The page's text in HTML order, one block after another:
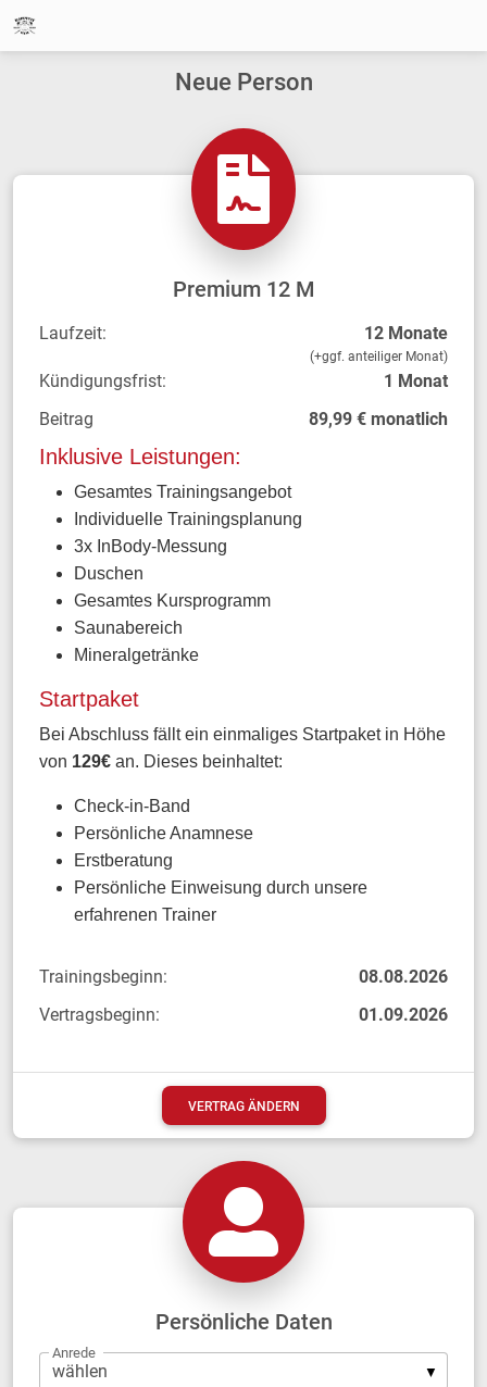
Neue Person
Premium 12 M
Laufzeit: 12 Monate
(+ggf. anteiliger Monat)
Kündigungsfrist:
1 Monat
Beitrag
89,99 € monatlich
Inklusive Leistungen:
Gesamtes Trainingsangebot
Individuelle Trainingsplanung
3x InBody-Messung
Duschen
Gesamtes Kursprogramm
Saunabereich
Mineralgetränke
Startpaket
Bei Abschluss fällt ein einmaliges Startpaket in Höhe
von 129€ an. Dieses beinhaltet:
Check-in-Band
Persönliche Anamnese
Erstberatung
Persönliche Einweisung durch unsere
erfahrenen Trainer
Trainingsbeginn:
08.08.2026
Vertragsbeginn:
01.09.2026
VERTRAG ÄNDERN
Persönliche Daten
Anrede